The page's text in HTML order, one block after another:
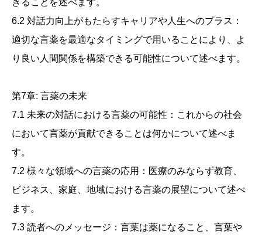
6.2 対話力向上がもたらすキャリアや人生へのプラス：
適切な言薬を最適なタイミングで用いることにより、よ
り良い人間関係を構築できる可能性について述べます。
第7章: 言薬の未来
7.1 未来の対話における言薬の可能性：これからの社会
において言薬が貢献できることは何かについて述べま
す。
7.2 様々な領域への言薬の応用：医療のみならず教育、
ビジネス、家庭、地域における言薬の展望について述べ
ます。
7.3 読者へのメッセージ：言葉は薬になること、言葉や